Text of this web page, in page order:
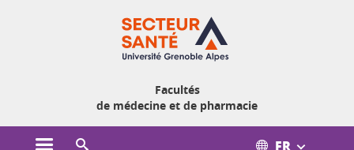
Facultés
de médecine et de pharmacie
Ouvrir le menu principal FR